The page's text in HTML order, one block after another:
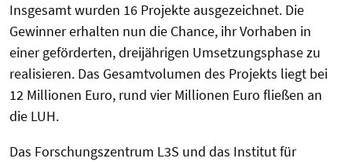
Insgesamt wurden 16 Projekte ausgezeichnet. Die
Gewinner erhalten nun die Chance, ihr Vorhaben in
einer geförderten, dreijährigen Umsetzungsphase zu
realisieren. Das Gesamtvolumen des Projekts liegt bei
12 Millionen Euro, rund vier Millionen Euro fließen an
die LUH.
Das Forschungszentrum L3S und das Institut für